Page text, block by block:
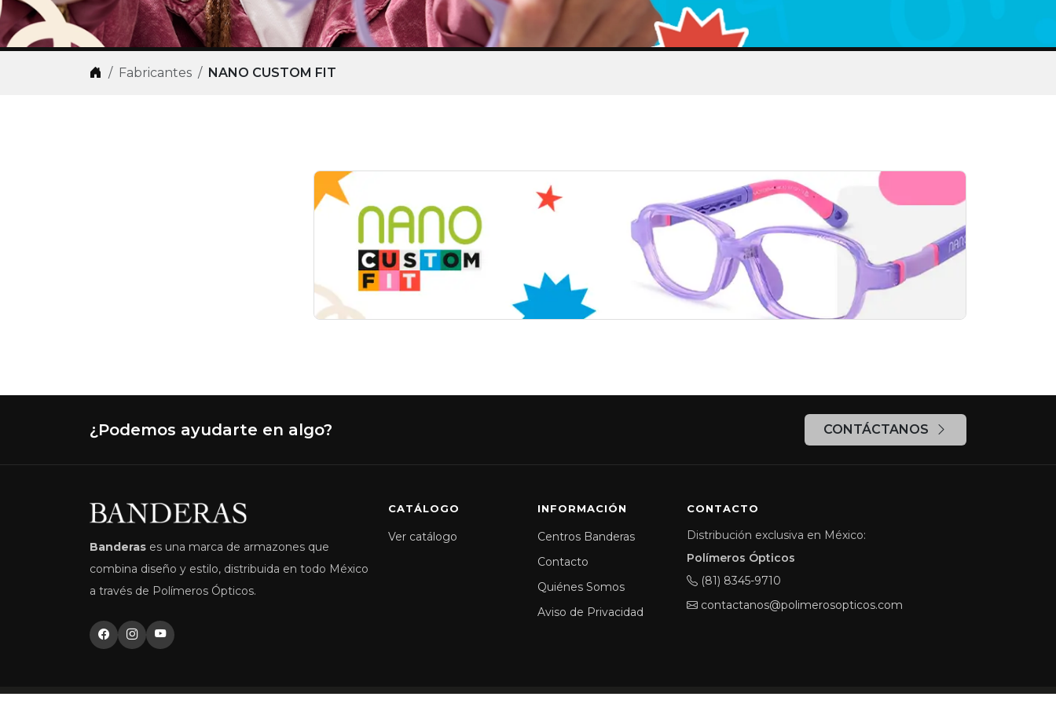
Fabricantes NANO CUSTOM FIT
¿Podemos ayudarte en algo? CONTÁCTANOS
Banderas es una marca de armazones que
combina diseño y estilo, distribuida en todo México
a través de Polímeros Ópticos.
CATÁLOGO
Ver catálogo
INFORMACIÓN
Centros Banderas
Contacto
Quiénes Somos
Aviso de Privacidad
CONTACTO
Distribución exclusiva en México:
Polímeros Ópticos
(81) 8345-9710
contactanos@polimerosopticos.com